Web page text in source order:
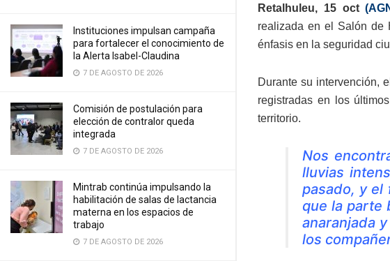
Instituciones impulsan campaña
para fortalecer el conocimiento de
la Alerta Isabel-Claudina
7 DE AGOSTO DE 2026
Comisión de postulación para
elección de contralor queda
integrada
7 DE AGOSTO DE 2026
Mintrab continúa impulsando la
habilitación de salas de lactancia
materna en los espacios de
trabajo
7 DE AGOSTO DE 2026
Retalhuleu, 15 oct
realizada en el Salón de
énfasis en la seguridad
Durante su intervención,
registradas en los
territorio.
Nos
lluvias
pasado, y el
que la parte
anaranjada
los